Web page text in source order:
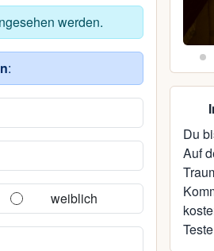
werden.
:
weiblich
Langi88
37, Dorf Mecklenburg
Du
Auf